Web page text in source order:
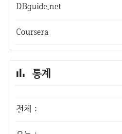
DBguide.net
Coursera
통계
전체 :